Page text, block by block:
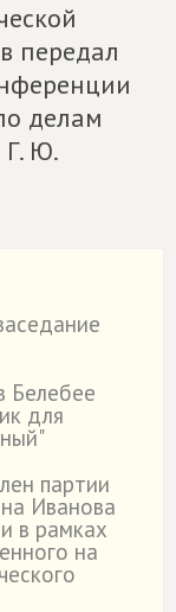
передал
делам
Ю.
Белебее
для
партии
Иванова
в рамках
на